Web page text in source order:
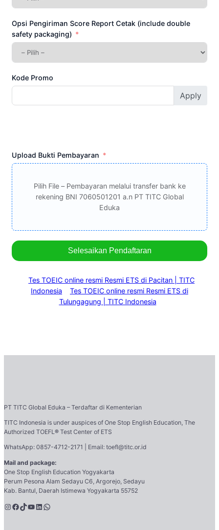
Opsi Pengiriman Score Report Cetak (include double
safety packaging)
Kode Promo
Apply
Upload Bukti Pembayaran
Pilih File – Pembayaran melalui transfer bank ke
rekening BNI 7060501201 a.n PT TITC Global
Eduka
Selesaikan Pendaftaran
Tes TOEIC online resmi Resmi ETS di Pacitan | TITC
Indonesia
Tes TOEIC online resmi Resmi ETS di
Tulungagung | TITC Indonesia
PT TITC Global Eduka – Terdaftar di Kementerian
TITC Indonesia is under auspices of One Stop English Education, The
Authorized TOEFL® Test Center of ETS
WhatsApp: 0857-4712-2171 | Email: toefl@titc.or.id
Mail and package:
One Stop English Education Yogyakarta
Perum Pesona Alam Sedayu C6, Argorejo, Sedayu
Kab. Bantul, Daerah Istimewa Yogyakarta 55752
Instagram Facebook TikTok YouTube LinkedIn WhatsApp